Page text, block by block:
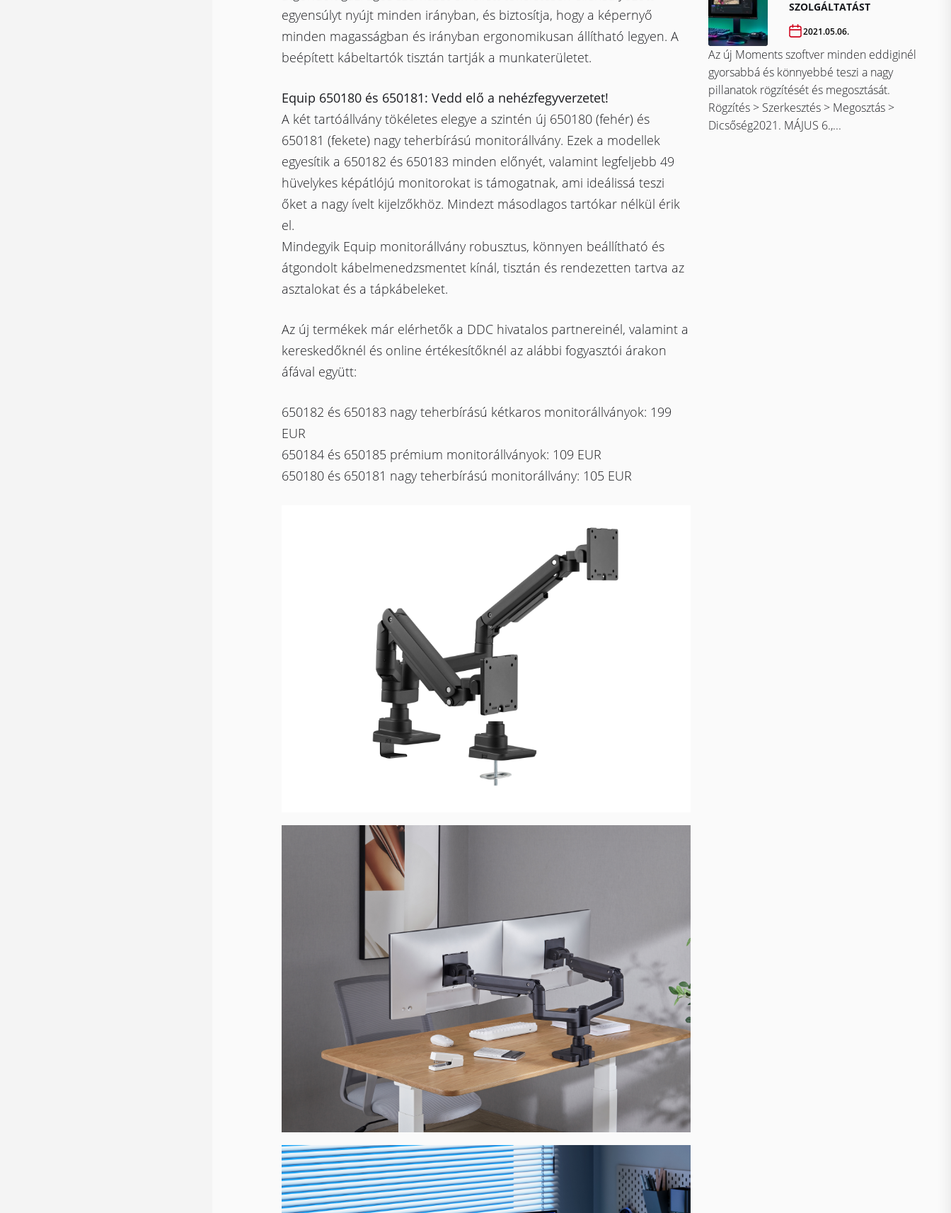
egyensúlyt nyújt minden irányban, és biztosítja, hogy a képernyő
minden magasságban és irányban ergonomikusan állítható legyen. A
beépített kábeltartók tisztán tartják a munkaterületet.
Equip 650180 és 650181: Vedd elő a nehézfegyverzetet!
A két tartóállvány tökéletes elegye a szintén új 650180 (fehér) és
650181 (fekete) nagy teherbírású monitorállvány. Ezek a modellek
egyesítik a 650182 és 650183 minden előnyét, valamint legfeljebb 49
hüvelykes képátlójú monitorokat is támogatnak, ami ideálissá teszi
őket a nagy ívelt kijelzőkhöz. Mindezt másodlagos tartókar nélkül érik
el.
Mindegyik Equip monitorállvány robusztus, könnyen beállítható és
átgondolt kábelmenedzsmentet kínál, tisztán és rendezetten tartva az
asztalokat és a tápkábeleket.
Az új termékek már elérhetők a DDC hivatalos partnereinél, valamint a
kereskedőknél és online értékesítőknél az alábbi fogyasztói árakon
áfával együtt:
650182 és 650183 nagy teherbírású kétkaros monitorállványok: 199
EUR
650184 és 650185 prémium monitorállványok: 109 EUR
650180 és 650181 nagy teherbírású monitorállvány: 105 EUR
SZOLGÁLTATÁST
2021.05.06.
Az új Moments szoftver minden eddiginél
gyorsabbá és könnyebbé teszi a nagy
pillanatok rögzítését és megosztását.
Rögzítés > Szerkesztés > Megosztás >
Dicsőség2021. MÁJUS 6.,...